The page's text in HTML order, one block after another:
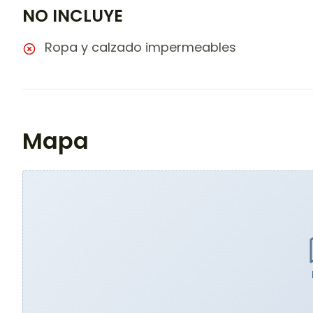
NO INCLUYE
Ropa y calzado impermeables
Mapa